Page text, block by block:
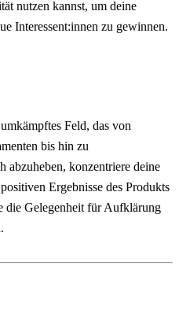
nutzen kannst, um deine
Interessent:innen zu gewinnen.
Feld, das von
bis hin zu
abzuheben, konzentriere deine
Ergebnisse des Produkts
die Gelegenheit für Aufklärung